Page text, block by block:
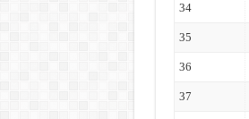
34
35
36
37